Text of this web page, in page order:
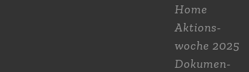
Home
Aktions­
woche 2025
Dokumen­